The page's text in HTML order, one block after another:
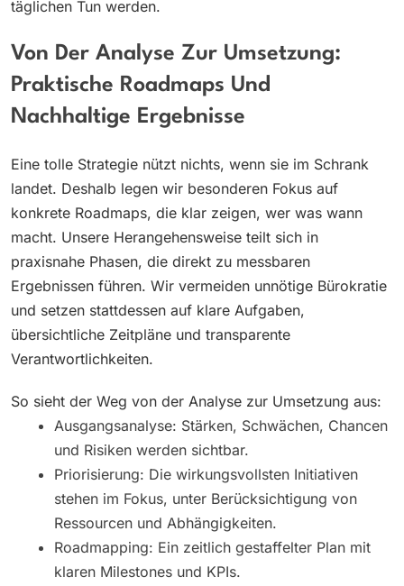
täglichen Tun werden.
Von Der Analyse Zur Umsetzung:
Praktische Roadmaps Und
Nachhaltige Ergebnisse
Eine tolle Strategie nützt nichts, wenn sie im Schrank
landet. Deshalb legen wir besonderen Fokus auf
konkrete Roadmaps, die klar zeigen, wer was wann
macht. Unsere Herangehensweise teilt sich in
praxisnahe Phasen, die direkt zu messbaren
Ergebnissen führen. Wir vermeiden unnötige Bürokratie
und setzen stattdessen auf klare Aufgaben,
übersichtliche Zeitpläne und transparente
Verantwortlichkeiten.
So sieht der Weg von der Analyse zur Umsetzung aus:
Ausgangsanalyse: Stärken, Schwächen, Chancen
und Risiken werden sichtbar.
Priorisierung: Die wirkungsvollsten Initiativen
stehen im Fokus, unter Berücksichtigung von
Ressourcen und Abhängigkeiten.
Roadmapping: Ein zeitlich gestaffelter Plan mit
klaren Milestones und KPIs.